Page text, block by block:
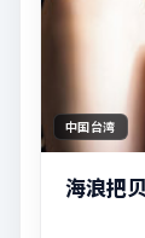
中国台湾
海浪把